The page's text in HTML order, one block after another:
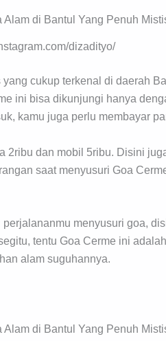
dizadityo/
cukup terkenal di daerah
ini bisa dikunjungi hanya
kamu juga perlu membayar
2ribu dan mobil 5ribu. Disini
saat menyusuri Goa
menyusuri goa,
tentu Goa Cerme ini
alam suguhannya.